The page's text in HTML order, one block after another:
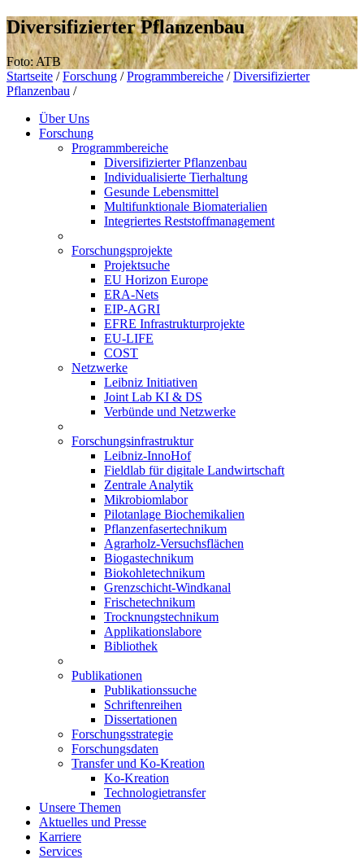
Diversifizierter Pflanzenbau
Foto: ATB
Startseite / Forschung / Programmbereiche / Diversifizierter
Pflanzenbau /
Über Uns
Forschung
Programmbereiche
Diversifizierter Pflanzenbau
Individualisierte Tierhaltung
Gesunde Lebensmittel
Multifunktionale Biomaterialien
Integriertes Reststoffmanagement
Forschungsprojekte
Projektsuche
EU Horizon Europe
ERA-Nets
EIP-AGRI
EFRE Infrastrukturprojekte
EU-LIFE
COST
Netzwerke
Leibniz Initiativen
Joint Lab KI & DS
Verbünde und Netzwerke
Forschungsinfrastruktur
Leibniz-InnoHof
Fieldlab für digitale Landwirtschaft
Zentrale Analytik
Mikrobiomlabor
Pilotanlage Biochemikalien
Pflanzenfasertechnikum
Agrarholz-Versuchsflächen
Biogastechnikum
Biokohletechnikum
Grenzschicht-Windkanal
Frischetechnikum
Trocknungstechnikum
Applikationslabore
Bibliothek
Publikationen
Publikationssuche
Schriftenreihen
Dissertationen
Forschungsstrategie
Forschungsdaten
Transfer und Ko-Kreation
Ko-Kreation
Technologietransfer
Unsere Themen
Aktuelles und Presse
Karriere
Services